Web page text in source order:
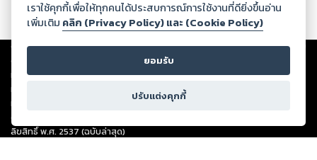
Copyright ©2026Storylog Co., Ltd. - สตอรี่ล็อกขอสงวนสิทธิ์ไม่รับผิดชอบ
ต่อผลงานหรือเนื้อหาใดที่อัปโหลดผ่านเว็บไซต์และปรากฏว่าละเมิดสิทธิใน
ทรัพย์สินทางปัญญาของบุคคลอื่นหรือขัดต่อกฎหมายและศีลธรรม ดังนั้น ผู้อ่าน
ทุกท่านโปรดใช้วิจารณญาณในการกลั่นกรองด้วยตนเอง และหากท่านพบว่าส่วน
หนึ่งส่วนใดขัดต่อกฎหมายและศีลธรรม กรุณาแจ้งมายังบริษัท เพื่อทีมงานจะได้
ดำเนินการในทันที ทั้งนี้ ทางสตอรี่ล็อกขอสงวนลิขสิทธิ์ตามพระราชบัญญัติ
ลิขสิทธิ์ พ.ศ. 2537 (ฉบับล่าสุด)
เราใช้คุกกี้เพื่อให้ทุกคนได้ประสบการณ์การใช้งานที่ดียิ่งขึ้นอ่าน
เพิ่มเติม คลิก (Privacy Policy) และ (Cookie Policy)
ยอมรับ
ปรับแต่งคุกกี้